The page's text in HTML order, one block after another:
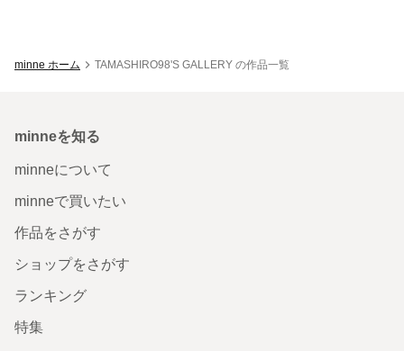
minne ホーム TAMASHIRO98'S GALLERY の作品一覧
minneを知る
minneについて
minneで買いたい
作品をさがす
ショップをさがす
ランキング
特集